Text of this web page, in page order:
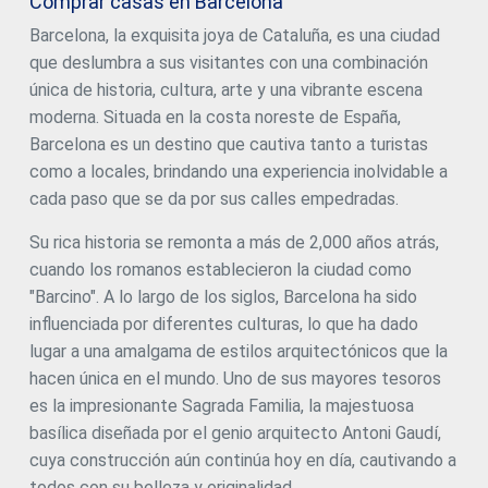
e21, 501), la carretera B20 y la estación de tren La Sagrera.
Además, estarás a solo minutos del centro comercial
Westfield La Maquinista, ideal para los amantes del
shopping, con más de 158 tiendas a tu disposición. Si
prefieres la naturaleza, estarás rodeado de espacios
verdes como el Parque de la Pegaso, el Parque de Trinitat
Vella y el Parque Fluvial del Besós. Además, tu nuevo hogar
contará con un parque frente a la puerta, creando un
nuevo pulmón verde para la zona. La zona está en plena
e innovación. Destacan instituciones como la escuela
Fabra i Coats y el futuro Talent Campus de Escuela Elisava,
en uno de los mayores 'ecodistritos' de Europa. Cada
vivienda está equipada con electrodomésticos modernos
y luces LED, ofreciendo comodidad y eficiencia desde el
primer día. Con una calificación energética A, esta es una
opción ecoeficiente que asegura un futuro sostenible. ¡No
pierdas esta oportunidad única! Contacta con nosotros
hoy mismo y agenda una visita para descubrir tu futuro
hogar en Barcelona. #ref:CBES2524
Barcelona, la exquisita joya de Cataluña, es una ciudad
que deslumbra a sus visitantes con una combinación
única de historia, cultura, arte y una vibrante escena
moderna. Situada en la costa noreste de España,
Barcelona es un destino que cautiva tanto a turistas
como a locales, brindando una experiencia inolvidable a
cada paso que se da por sus calles empedradas.
Su rica historia se remonta a más de 2,000 años atrás,
cuando los romanos establecieron la ciudad como
"Barcino". A lo largo de los siglos, Barcelona ha sido
influenciada por diferentes culturas, lo que ha dado
lugar a una amalgama de estilos arquitectónicos que la
hacen única en el mundo. Uno de sus mayores tesoros
es la impresionante Sagrada Familia, la majestuosa
basílica diseñada por el genio arquitecto Antoni Gaudí,
cuya construcción aún continúa hoy en día, cautivando a